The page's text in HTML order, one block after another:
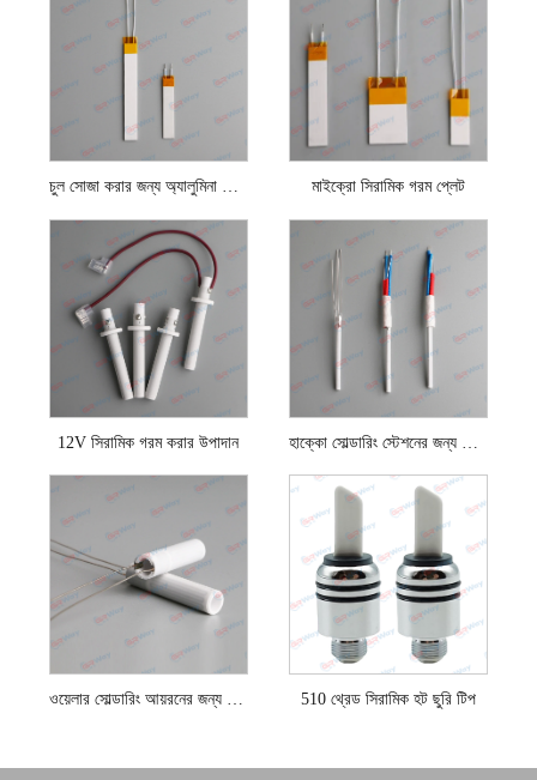
মাইক্রো সিরামিক গরম প্লেট
12V সিরামিক গরম করার উপাদান
510 থ্রেড সিরামিক হট ছুরি টিপ